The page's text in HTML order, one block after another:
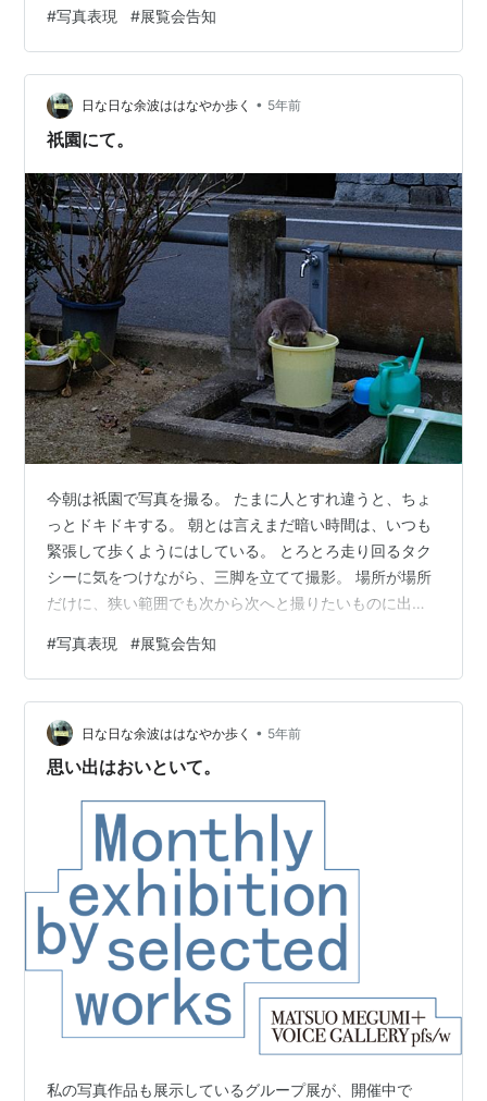
の始発に乗った。 歳のせいで早く目が覚めるのが習慣に
なったとはいえ、駅まで歩く道は時々ふらつく。 四条木
屋町にて、また小雨が降り出す。 撮影しては、カバンの
中にあったタオルをカメラにかぶせて歩く。 濡れた路面
が光って、街灯の色が滲む（にじむ）時間の撮影は、あ
#写真表現 #展覧会告知
日な日な余波ははなやか歩く • 5年前
祇園にて。
今朝は祇園で写真を撮る。 たまに人とすれ違うと、ちょ
っとドキドキする。 朝とは言えまだ暗い時間は、いつも
緊張して歩くようにはしている。 とろとろ走り回るタク
シーに気をつけながら、三脚を立てて撮影。 場所が場所
だけに、狭い範囲でも次から次へと撮りたいものに出会
空が明るい。 夜が明ける時間は少し早くなった。 岡崎に
向かって歩くと、公園で猫が水をがぶ飲みしている。 最
初、違う動物に見えた。 グループ展、参加してます。 開
廊スケジュールをご確認ください。 ぜひ、ご高覧、よろ
しくお願い致します。
#写真表現 #展覧会告知
日な日な余波ははなやか歩く • 5年前
思い出はおいといて。
私の写真作品も展示しているグループ展が、開催中で